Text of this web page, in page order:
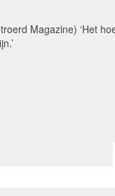
Magazine) ‘Het